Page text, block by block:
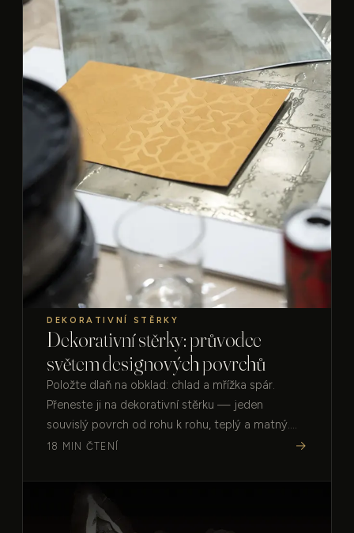
DEKORATIVNÍ STĚRKY
Dekorativní stěrky: průvodce
světem designových povrchů
Položte dlaň na obklad: chlad a mřížka spár.
Přeneste ji na dekorativní stěrku — jeden
souvislý povrch od rohu k rohu, teplý a matný.
Celý ten rozdíl, spára nebo žádná, je příběh
18 MIN ČTENÍ →